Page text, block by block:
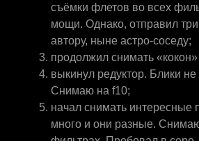
съёмки флетов во всех
мощи. Однако, отправил три
автору, ныне астро-соседу;
продолжил снимать
выкинул редуктор. Блики не
Снимаю на f10;
начал снимать интересные
много и они разные.